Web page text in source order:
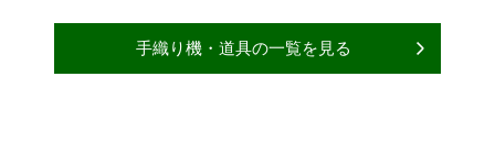
手織り機・道具の一覧を見る